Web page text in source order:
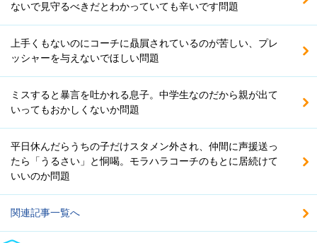
ないで見守るべきだとわかっていても辛いです問題
上手くもないのにコーチに贔屓されているのが苦しい、プレ
ッシャーを与えないでほしい問題
ミスすると暴言を吐かれる息子。中学生なのだから親が出て
いってもおかしくないか問題
平日休んだらうちの子だけスタメン外され、仲間に声援送っ
たら「うるさい」と恫喝。モラハラコーチのもとに居続けて
いいのか問題
関連記事一覧へ